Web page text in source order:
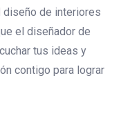
diseño de interiores
el diseñador de
tus ideas y
contigo para lograr